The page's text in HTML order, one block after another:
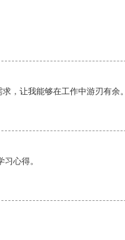
，让我能够在工作中游刃有余。
心得。